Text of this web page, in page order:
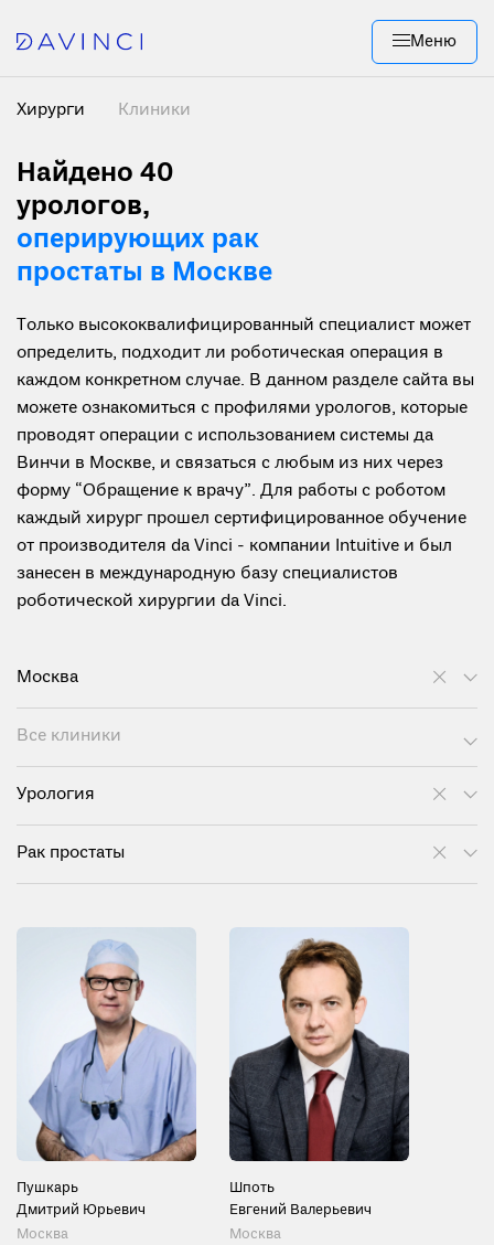
Меню
Хирурги Клиники
Найдено 40
урологов,
оперирующих рак
простаты в Москве
Только высококвалифицированный специалист может
определить, подходит ли роботическая операция в
каждом конкретном случае. В данном разделе сайта вы
можете ознакомиться с профилями урологов, которые
проводят операции с использованием системы да
Винчи в Москве, и связаться с любым из них через
форму “Обращение к врачу”. Для работы с роботом
каждый хирург прошел сертифицированное обучение
от производителя da Vinci - компании Intuitive и был
занесен в международную базу специалистов
роботической хирургии da Vinci.
Москва
Все клиники
Урология
Рак простаты
Пушкарь
Дмитрий Юрьевич
Москва
Шпоть
Евгений Валерьевич
Москва